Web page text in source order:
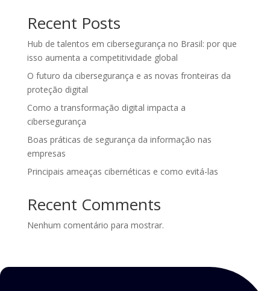
Recent Posts
Hub de talentos em cibersegurança no Brasil: por que
isso aumenta a competitividade global
O futuro da cibersegurança e as novas fronteiras da
proteção digital
Como a transformação digital impacta a
cibersegurança
Boas práticas de segurança da informação nas
empresas
Principais ameaças cibernéticas e como evitá-las
Recent Comments
Nenhum comentário para mostrar.